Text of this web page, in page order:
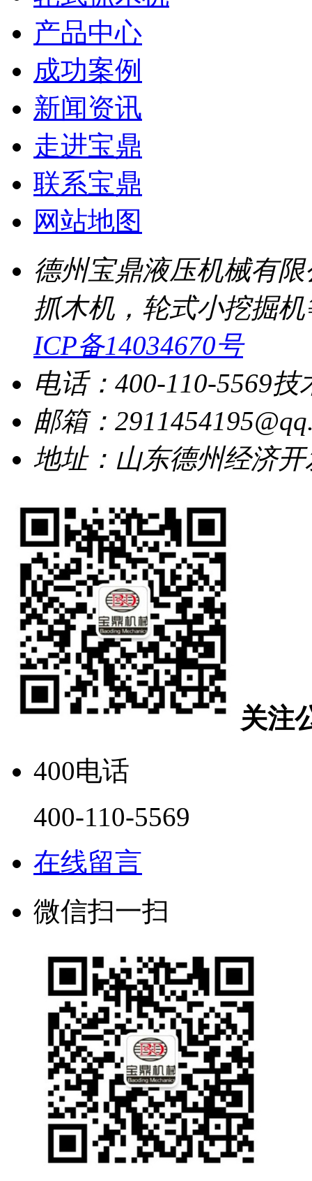
产品中心
成功案例
新闻资讯
走进宝鼎
联系宝鼎
网站地图
德州宝鼎液压机械有
抓木机，轮式小挖掘
ICP备14034670号
电话：400-110-5569技
邮箱：
地址：山东德州经济
关注
400电话
400-110-5569
在线留言
微信扫一扫